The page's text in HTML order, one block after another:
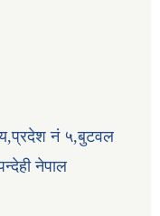
नं ५,बुटवल
नेपाल